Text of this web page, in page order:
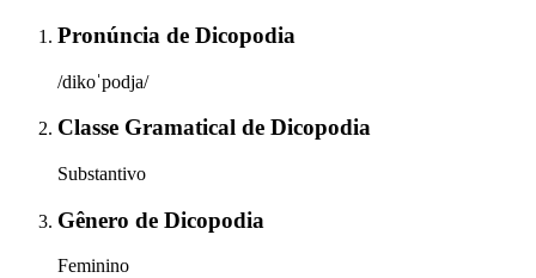
Pronúncia de Dicopodia
/dikoˈpodja/
Classe Gramatical de Dicopodia
Substantivo
Gênero de Dicopodia
Feminino